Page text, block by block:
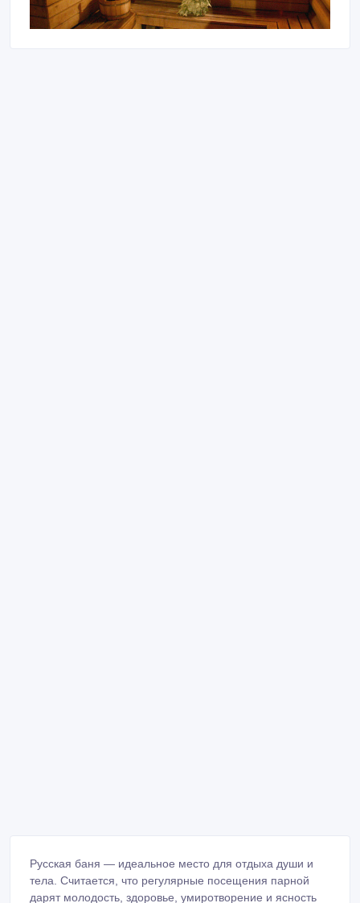
Русская баня — идеальное место для отдыха души и
тела. Считается, что регулярные посещения парной
дарят молодость, здоровье, умиротворение и ясность